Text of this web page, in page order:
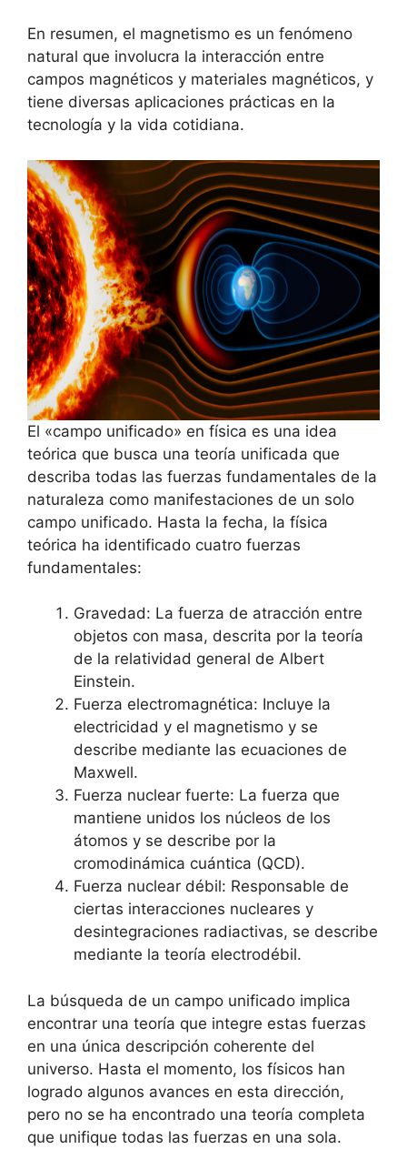
En resumen, el magnetismo es un fenómeno
natural que involucra la interacción entre
campos magnéticos y materiales magnéticos, y
tiene diversas aplicaciones prácticas en la
tecnología y la vida cotidiana.
El «campo unificado» en física es una idea
teórica que busca una teoría unificada que
describa todas las fuerzas fundamentales de la
naturaleza como manifestaciones de un solo
campo unificado. Hasta la fecha, la física
teórica ha identificado cuatro fuerzas
fundamentales:
Gravedad: La fuerza de atracción entre
objetos con masa, descrita por la teoría
de la relatividad general de Albert
Einstein.
Fuerza electromagnética: Incluye la
electricidad y el magnetismo y se
describe mediante las ecuaciones de
Maxwell.
Fuerza nuclear fuerte: La fuerza que
mantiene unidos los núcleos de los
átomos y se describe por la
cromodinámica cuántica (QCD).
Fuerza nuclear débil: Responsable de
ciertas interacciones nucleares y
desintegraciones radiactivas, se describe
mediante la teoría electrodébil.
La búsqueda de un campo unificado implica
encontrar una teoría que integre estas fuerzas
en una única descripción coherente del
universo. Hasta el momento, los físicos han
logrado algunos avances en esta dirección,
pero no se ha encontrado una teoría completa
que unifique todas las fuerzas en una sola.